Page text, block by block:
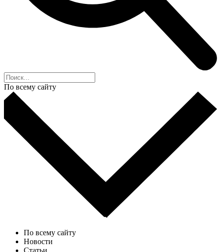
По всему сайту
По всему сайту
Новости
Статьи